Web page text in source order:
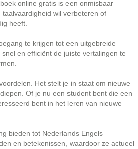
online gratis is een onmisbaar
wil verbeteren of
heeft.
te krijgen tot een uitgebreide
en efficiënt de juiste vertalingen te
Het stelt je in staat om nieuwe
Of je nu een student bent die een
bent in het leren van nieuwe
bieden tot Nederlands Engels
en betekenissen, waardoor ze actueel